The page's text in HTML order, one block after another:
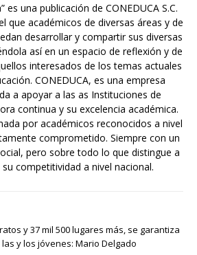
es una publicación de CONEDUCA S.C.
que académicos de diversas áreas y de
desarrollar y compartir sus diversas
así en un espacio de reflexión y de
interesados de los temas actuales
CONEDUCA, es una empresa
a apoyar a las as Instituciones de
continua y su excelencia académica.
por académicos reconocidos a nivel
comprometido. Siempre con un
pero sobre todo lo que distingue a
su competitividad a nivel nacional.
y 37 mil 500 lugares más, se garantiza
y los jóvenes: Mario Delgado